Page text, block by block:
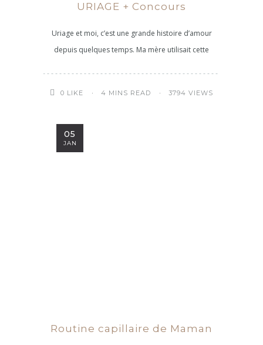
URIAGE + Concours
Uriage et moi, c’est une grande histoire d’amour
depuis quelques temps. Ma mère utilisait cette
0 LIKE 4 MINS READ 3794 VIEWS
05
JAN
Routine capillaire de Maman